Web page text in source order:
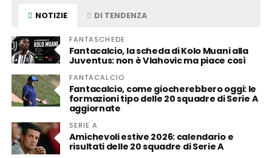
NOTIZIE DI TENDENZA
FANTASCHEDE
Fantacalcio, la scheda di Kolo Muani alla
Juventus: non è Vlahovic ma piace così
FANTACALCIO
Fantacalcio, come giocherebbero oggi: le
formazioni tipo delle 20 squadre di Serie A
aggiornate
SERIE A
Amichevoli estive 2026: calendario e
risultati delle 20 squadre di Serie A